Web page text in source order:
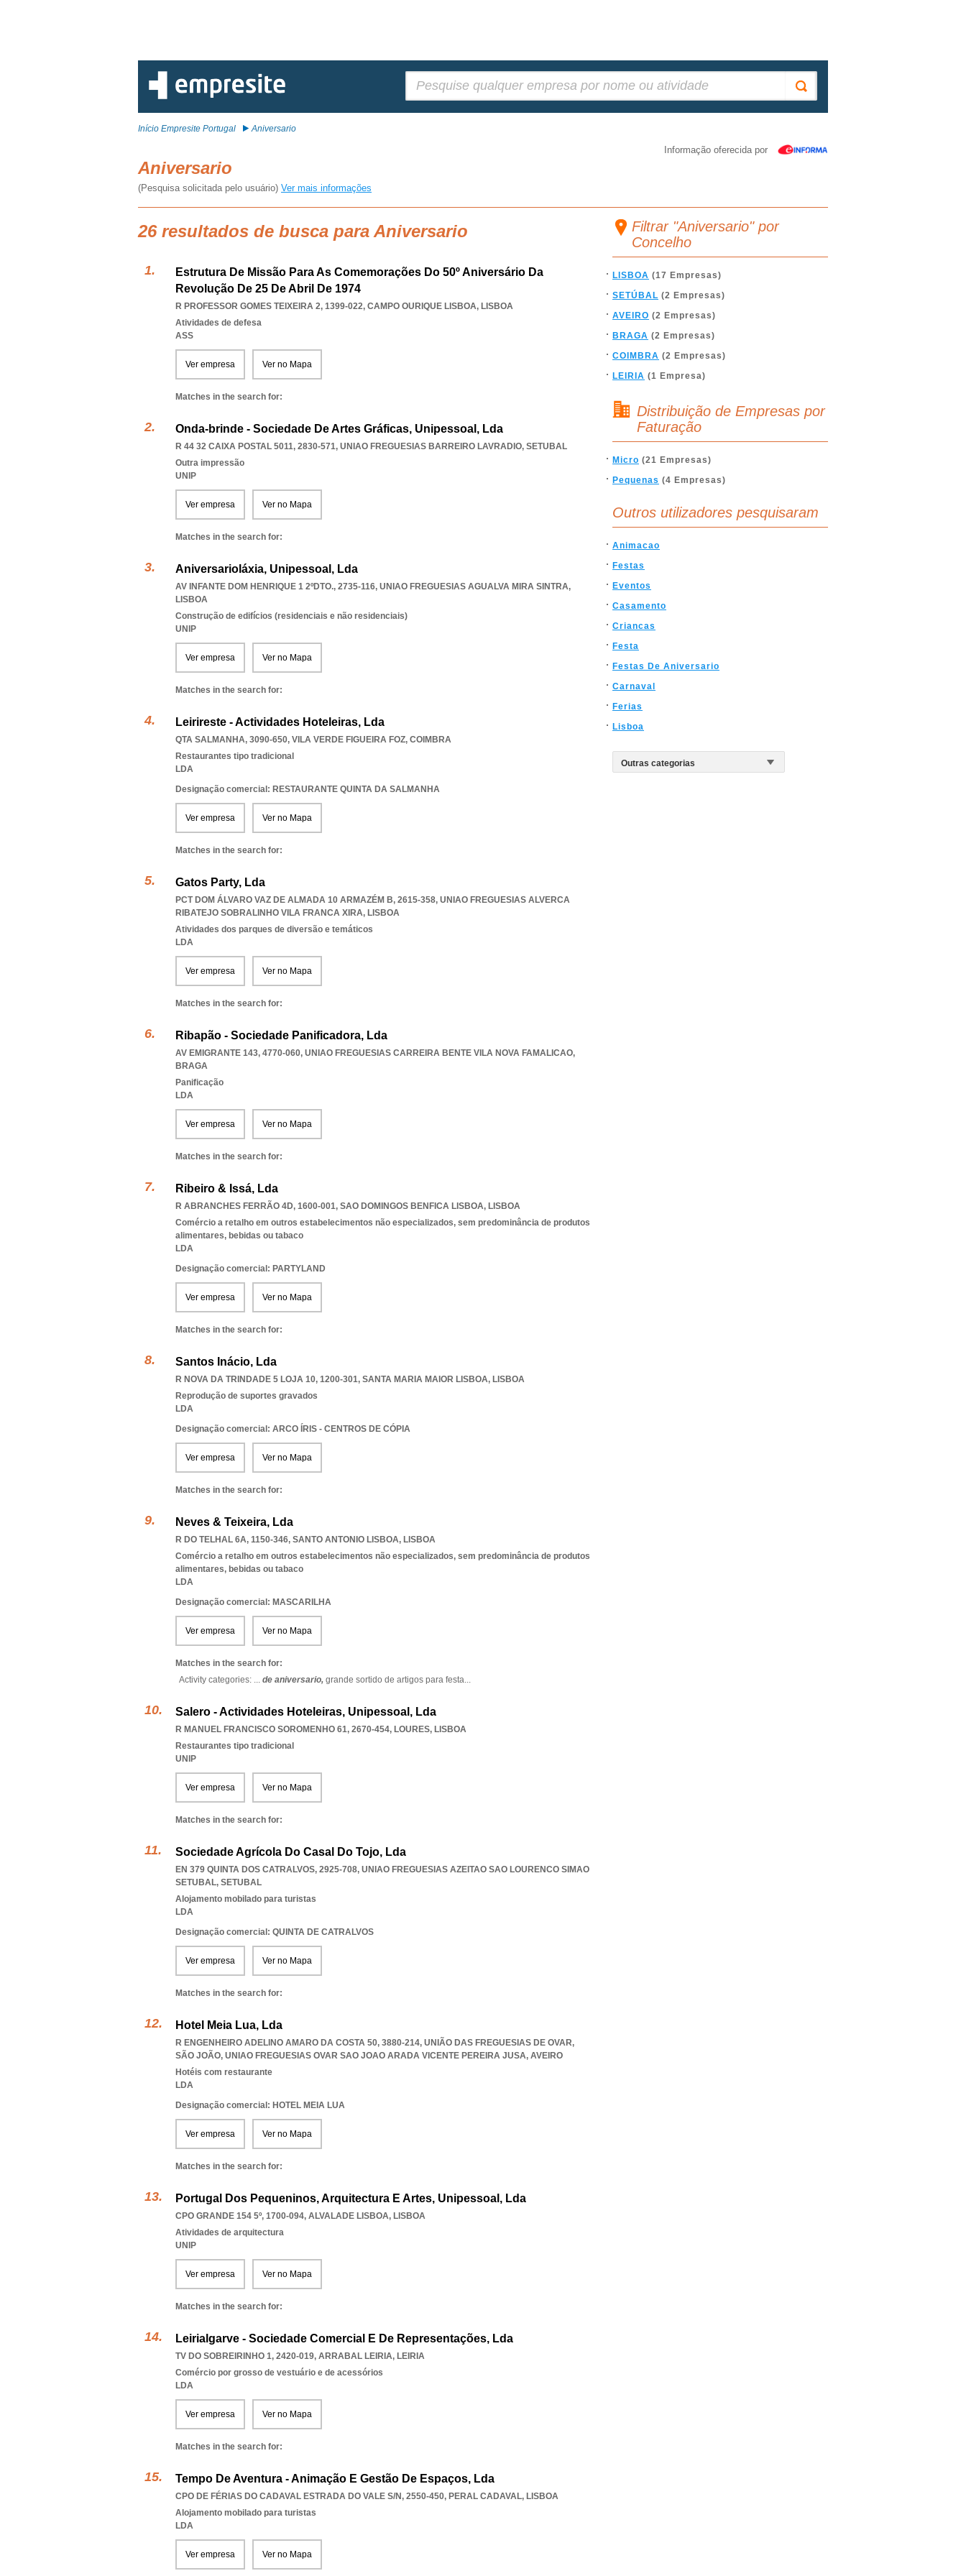
Início Empresite Portugal Aniversario
Informação oferecida por
Aniversario
(Pesquisa solicitada pelo usuário) Ver mais informações
26 resultados de busca para Aniversario
Estrutura De Missão Para As Comemorações Do 50º Aniversário Da
Revolução De 25 De Abril De 1974
R PROFESSOR GOMES TEIXEIRA 2, 1399-022, CAMPO OURIQUE LISBOA, LISBOA
Atividades de defesa
ASS
Ver empresa Ver no Mapa
Matches in the search for:
Onda-brinde - Sociedade De Artes Gráficas, Unipessoal, Lda
R 44 32 CAIXA POSTAL 5011, 2830-571, UNIAO FREGUESIAS BARREIRO LAVRADIO, SETUBAL
Outra impressão
UNIP
Ver empresa Ver no Mapa
Matches in the search for:
Aniversarioláxia, Unipessoal, Lda
AV INFANTE DOM HENRIQUE 1 2ºDTO., 2735-116, UNIAO FREGUESIAS AGUALVA MIRA SINTRA,
LISBOA
Construção de edifícios (residenciais e não residenciais)
UNIP
Ver empresa Ver no Mapa
Matches in the search for:
Leirireste - Actividades Hoteleiras, Lda
QTA SALMANHA, 3090-650, VILA VERDE FIGUEIRA FOZ, COIMBRA
Restaurantes tipo tradicional
LDA
Designação comercial: RESTAURANTE QUINTA DA SALMANHA
Ver empresa Ver no Mapa
Matches in the search for:
Gatos Party, Lda
PCT DOM ÁLVARO VAZ DE ALMADA 10 ARMAZÉM B, 2615-358, UNIAO FREGUESIAS ALVERCA
RIBATEJO SOBRALINHO VILA FRANCA XIRA, LISBOA
Atividades dos parques de diversão e temáticos
LDA
Ver empresa Ver no Mapa
Matches in the search for:
Ribapão - Sociedade Panificadora, Lda
AV EMIGRANTE 143, 4770-060, UNIAO FREGUESIAS CARREIRA BENTE VILA NOVA FAMALICAO,
BRAGA
Panificação
LDA
Ver empresa Ver no Mapa
Matches in the search for:
Ribeiro & Issá, Lda
R ABRANCHES FERRÃO 4D, 1600-001, SAO DOMINGOS BENFICA LISBOA, LISBOA
Comércio a retalho em outros estabelecimentos não especializados, sem predominância de produtos
alimentares, bebidas ou tabaco
LDA
Designação comercial: PARTYLAND
Ver empresa Ver no Mapa
Matches in the search for:
Santos Inácio, Lda
R NOVA DA TRINDADE 5 LOJA 10, 1200-301, SANTA MARIA MAIOR LISBOA, LISBOA
Reprodução de suportes gravados
LDA
Designação comercial: ARCO ÍRIS - CENTROS DE CÓPIA
Ver empresa Ver no Mapa
Matches in the search for:
Neves & Teixeira, Lda
R DO TELHAL 6A, 1150-346, SANTO ANTONIO LISBOA, LISBOA
Comércio a retalho em outros estabelecimentos não especializados, sem predominância de produtos
alimentares, bebidas ou tabaco
LDA
Designação comercial: MASCARILHA
Ver empresa Ver no Mapa
Matches in the search for:
Activity categories: ... de aniversario, grande sortido de artigos para festa...
Salero - Actividades Hoteleiras, Unipessoal, Lda
R MANUEL FRANCISCO SOROMENHO 61, 2670-454, LOURES, LISBOA
Restaurantes tipo tradicional
UNIP
Ver empresa Ver no Mapa
Matches in the search for:
Sociedade Agrícola Do Casal Do Tojo, Lda
EN 379 QUINTA DOS CATRALVOS, 2925-708, UNIAO FREGUESIAS AZEITAO SAO LOURENCO SIMAO
SETUBAL, SETUBAL
Alojamento mobilado para turistas
LDA
Designação comercial: QUINTA DE CATRALVOS
Ver empresa Ver no Mapa
Matches in the search for:
Hotel Meia Lua, Lda
R ENGENHEIRO ADELINO AMARO DA COSTA 50, 3880-214, UNIÃO DAS FREGUESIAS DE OVAR,
SÃO JOÃO, UNIAO FREGUESIAS OVAR SAO JOAO ARADA VICENTE PEREIRA JUSA, AVEIRO
Hotéis com restaurante
LDA
Designação comercial: HOTEL MEIA LUA
Ver empresa Ver no Mapa
Matches in the search for:
Portugal Dos Pequeninos, Arquitectura E Artes, Unipessoal, Lda
CPO GRANDE 154 5º, 1700-094, ALVALADE LISBOA, LISBOA
Atividades de arquitectura
UNIP
Ver empresa Ver no Mapa
Matches in the search for:
Leirialgarve - Sociedade Comercial E De Representações, Lda
TV DO SOBREIRINHO 1, 2420-019, ARRABAL LEIRIA, LEIRIA
Comércio por grosso de vestuário e de acessórios
LDA
Ver empresa Ver no Mapa
Matches in the search for:
Tempo De Aventura - Animação E Gestão De Espaços, Lda
CPO DE FÉRIAS DO CADAVAL ESTRADA DO VALE S/N, 2550-450, PERAL CADAVAL, LISBOA
Alojamento mobilado para turistas
LDA
Ver empresa Ver no Mapa
Filtrar "Aniversario" por
Concelho
LISBOA (17 Empresas)
SETÚBAL (2 Empresas)
AVEIRO (2 Empresas)
BRAGA (2 Empresas)
COIMBRA (2 Empresas)
LEIRIA (1 Empresa)
Distribuição de Empresas por
Faturação
Micro (21 Empresas)
Pequenas (4 Empresas)
Outros utilizadores pesquisaram
Animacao
Festas
Eventos
Casamento
Criancas
Festa
Festas De Aniversario
Carnaval
Ferias
Lisboa